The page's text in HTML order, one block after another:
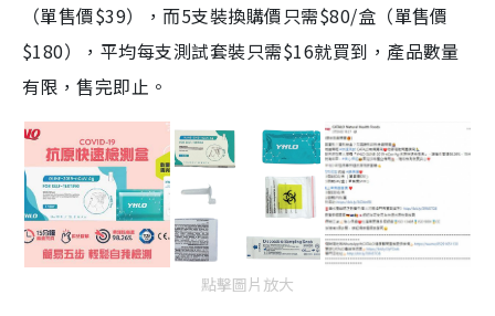
（單售價$39），而5支裝換購價只需$80/盒（單售價
$180），平均每支測試套裝只需$16就買到，產品數量
有限，售完即止。
點擊圖片放大